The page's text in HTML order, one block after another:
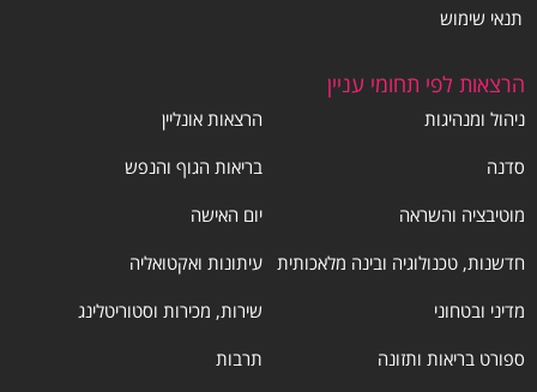
תנאי שימוש
הרצאות לפי תחומי עניין
ניהול ומנהיגות
הרצאות אונליין
סדנה
בריאות הגוף והנפש
מוטיבציה והשראה
יום האישה
חדשנות, טכנולוגיה ובינה מלאכותית
עיתונות ואקטואליה
מדיני ובטחוני
שירות, מכירות וסטוריטלינג
ספורט בריאות ותזונה
תרבות